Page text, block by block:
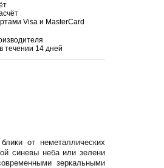
Visa и MasterCard
течении 14 дней
от неметаллических
синевы неба или зелени
зеркальными